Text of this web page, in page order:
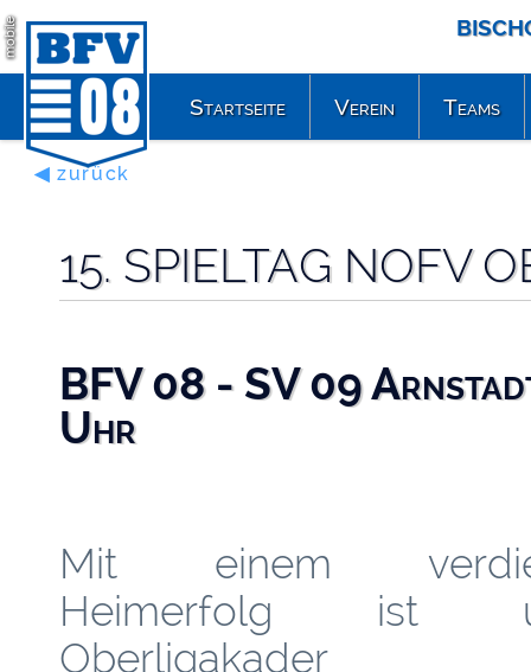
mobile
◀ zurück
15. SPIELTAG NOFV
BFV 08 - SV 09
Uhr
Mit einem
Heimerfolg ist
Oberligakader
Startseite Verein Teams